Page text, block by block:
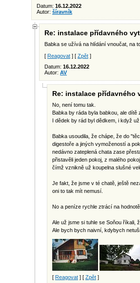
Datum: 16.12.2022
Autor: šíravník
Re: instalace přídavného
Babka se užívá na hlídání vnoučat, na
[ Reagovat ] [ Zpět ]
Datum: 16.12.2022
Autor: AV
Re: instalace přídavného
No, není tomu tak.
Babka by ráda byla babkou, ale dítě
I dědek by rád byl dědkem, i když
Babka usoudila, že chápe, že do
digestoře a jiných vymožeností a
nedávno zateplená chata zase
přistavěli jeden pokoj, z malého
čímž vznikně už koupelna slušné
Je fakt, že jsme v té chatě, ještě
oni to tak mít nemusí.
No a peníze rychle ztrácí na
Ale už jsme si tuhle se Soňou říkali,
Ale bych bych naivní, kdybych
[ Reagovat ] [ Zpět ]